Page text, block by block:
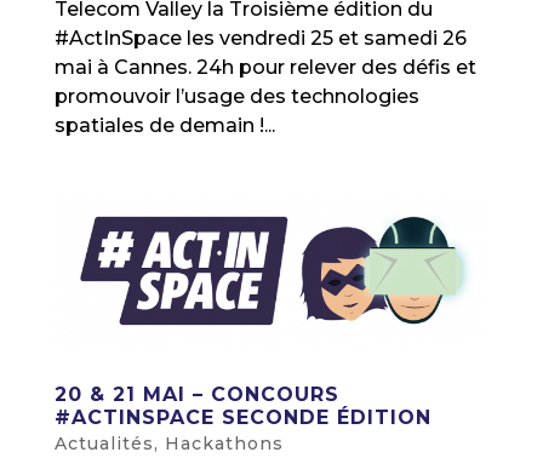
Telecom Valley la Troisième édition du
#ActInSpace les vendredi 25 et samedi 26
mai à Cannes. 24h pour relever des défis et
promouvoir l’usage des technologies
spatiales de demain !...
20 & 21 MAI – CONCOURS
#ACTINSPACE SECONDE ÉDITION
Actualités, Hackathons